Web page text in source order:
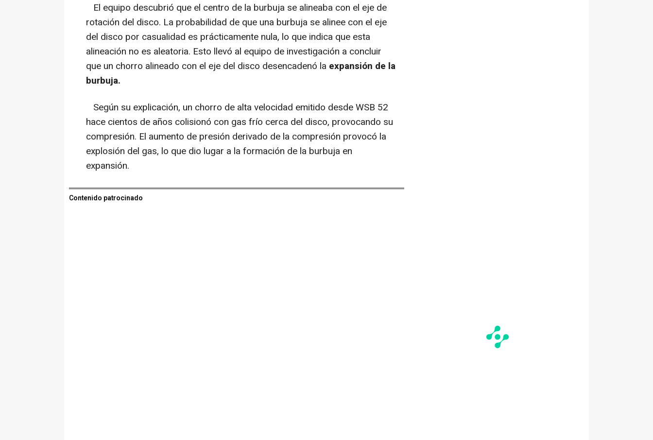
El equipo descubrió que el centro de la burbuja se alineaba con el eje de
rotación del disco. La probabilidad de que una burbuja se alinee con el eje
del disco por casualidad es prácticamente nula, lo que indica que esta
alineación no es aleatoria. Esto llevó al equipo de investigación a concluir
que un chorro alineado con el eje del disco desencadenó la expansión de la
burbuja.
Según su explicación, un chorro de alta velocidad emitido desde WSB 52
hace cientos de años colisionó con gas frío cerca del disco, provocando su
compresión. El aumento de presión derivado de la compresión provocó la
explosión del gas, lo que dio lugar a la formación de la burbuja en
expansión.
Contenido patrocinado